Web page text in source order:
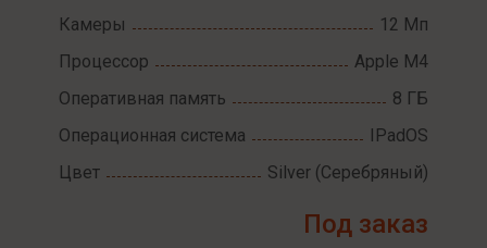
Камеры
12 Мп
Процессор
Apple M4
Оперативная память
8 ГБ
Операционная система
IPadOS
Цвет
Silver (Серебряный)
Под заказ